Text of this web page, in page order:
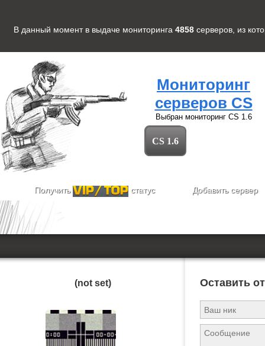
В данный момент в выдаче мониторинга 4858 серверов, из
Мониторинг
серверов CS
Выбран мониторинг CS 1.6
CS 1.6
Получить статус Добавить сервер
(not set) Оставить